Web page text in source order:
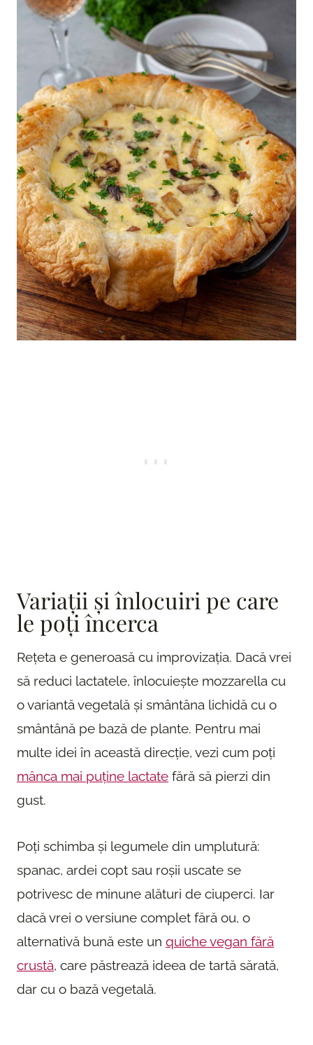
Variații și înlocuiri pe care
le poți încerca
Rețeta e generoasă cu improvizația. Dacă vrei
să reduci lactatele, înlocuiește mozzarella cu
o variantă vegetală și smântâna lichidă cu o
smântână pe bază de plante. Pentru mai
multe idei în această direcție, vezi cum poți
mânca mai puține lactate fără să pierzi din
gust.
Poți schimba și legumele din umplutură:
spanac, ardei copt sau roșii uscate se
potrivesc de minune alături de ciuperci. Iar
dacă vrei o versiune complet fără ou, o
alternativă bună este un quiche vegan fără
crustă, care păstrează ideea de tartă sărată,
dar cu o bază vegetală.